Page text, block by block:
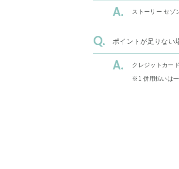
ストーリー セゾ
ポイントが足りない
クレジットカー
※1 併用払いは